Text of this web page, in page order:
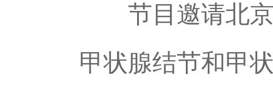
节目邀请北京
甲状腺结节和甲